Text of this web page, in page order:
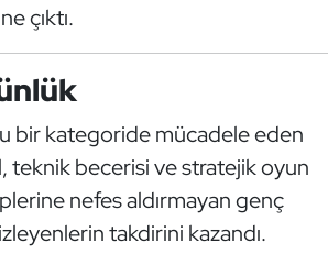
çıktı.
bir kategoride mücadele eden
teknik becerisi ve stratejik oyun
nefes aldırmayan genç
takdirini kazandı.